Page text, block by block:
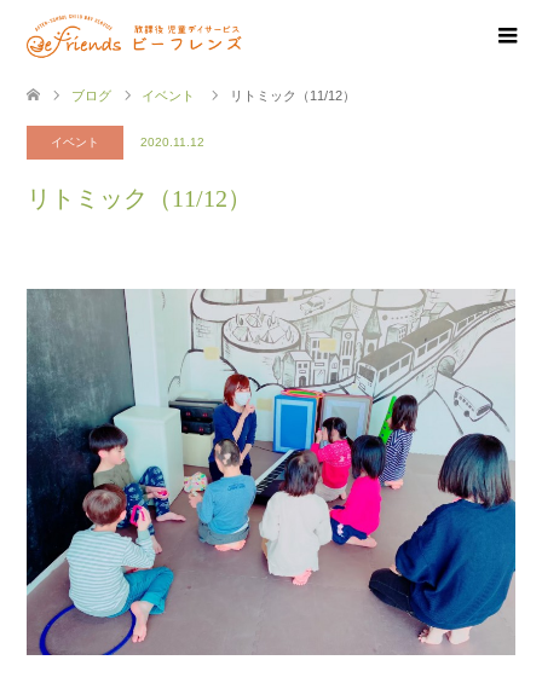
ブログ イベント リトミック（11/12）
イベント 2020.11.12
リトミック（11/12）